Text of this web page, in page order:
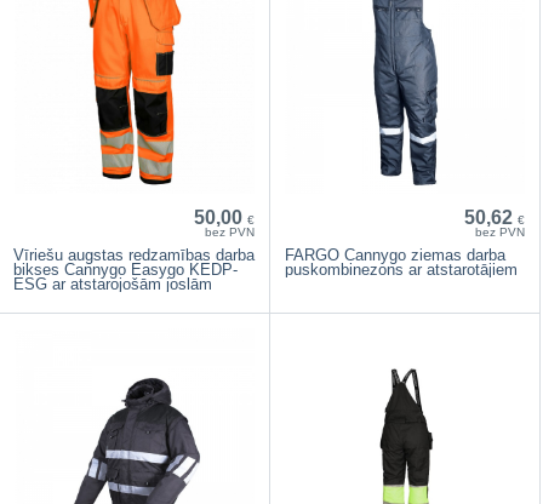
50,00 €
bez PVN
Vīriešu augstas redzamības darba
bikses Cannygo Easygo KEDP-
ESG ar atstarojošām joslām
50,62 €
bez PVN
FARGO Cannygo ziemas darba
puskombinezons ar atstarotājiem